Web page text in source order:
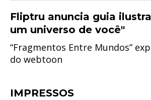
Fliptru anuncia guia
um universo de você"
“Fragmentos Entre Mundos”
do webtoon
IMPRESSOS